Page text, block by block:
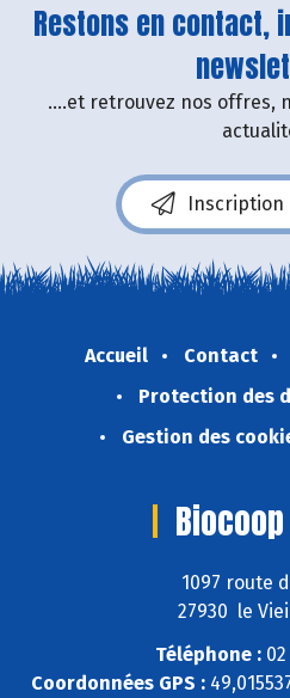
Restons en contact,
....et retrouvez nos offres,
Inscription
Accueil Contact
Protection des
Gestion des
1097 route
27930 le
Téléphone : 02
Coordonnées GPS :